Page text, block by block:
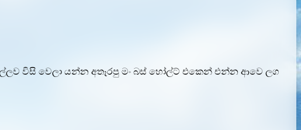
විසි වෙලා යන්න අතෑරපු මං බස් හෝල්ට් එකෙන් එන්න ආවෙ ලග